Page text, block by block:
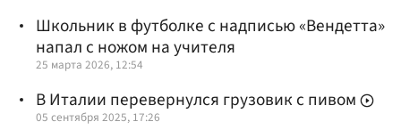
Школьник в футболке с надписью «Вендетта»
напал с ножом на учителя
25 марта 2026, 12:54
В Италии перевернулся грузовик с пивом
05 сентября 2025, 17:26